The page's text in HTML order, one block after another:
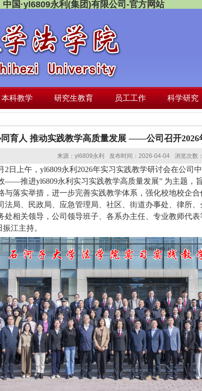
中国·yl6809永利(集团)有限公司-官方网站
本科教学 研究生教育 员工工作 科学研究
育人 推动实践教学高质量发展 ——公司召开2026
来源：yl6809永利 发布时间：2026-04-04 浏览次数：
2 日 上午 ，yl6809永利 2026年实习实践教学研讨会在公司
——推进yl6809永利实习实践教学高质量发展” 为主题，
与落实举措，进一步完善实践教学体系，强化校地校企
法局、民政局、 应急管理局、社区、 街道办事处、律所、
处相关领导，公司领导班子、各系办主任、专业教师代表
江主持。